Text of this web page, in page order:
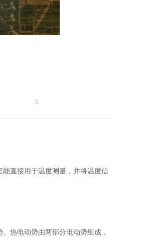
3
直接用于温度测量，并将温度信
热电动势由两部分电动势组成，